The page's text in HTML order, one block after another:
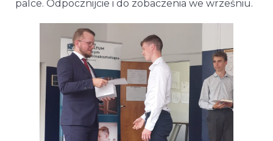
palce. Odpocznijcie i do zobaczenia we wrześniu.